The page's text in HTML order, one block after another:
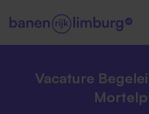
Vacature